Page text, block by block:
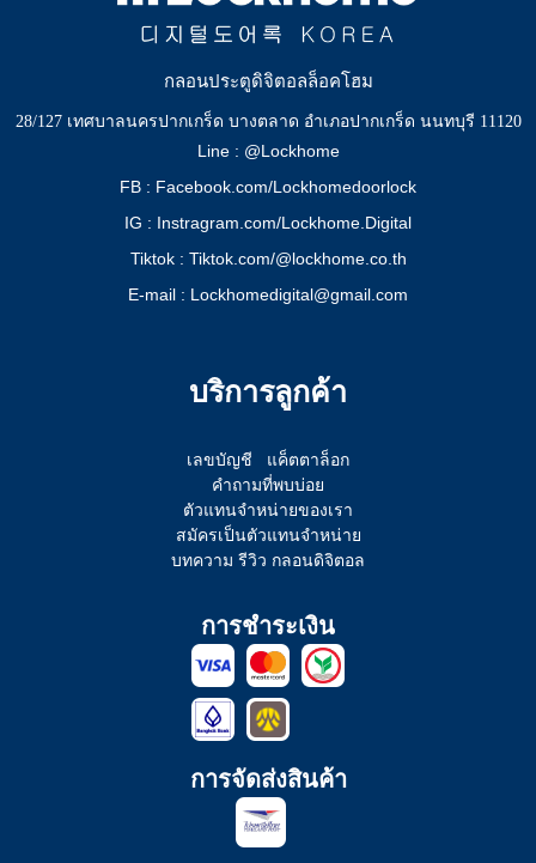
กลอนประตูดิจิตอลล็อคโฮม
28/127 เทศบาลนครปากเกร็ด บางตลาด อำเภอปากเกร็ด นนทบุรี 11120
Line : @Lockhome
FB : Facebook.com/Lockhomedoorlock
IG : Instragram.com/Lockhome.Digital
Tiktok : Tiktok.com/@lockhome.co.th
E-mail : Lockhomedigital@gmail.com
บริการลูกค้า
เลขบัญชี
แค็ตตาล็อก
คำถามที่พบบ่อย
ตัวแทนจำหน่ายของเรา
สมัครเป็นตัวแทนจำหน่าย
บทความ รีวิว กลอนดิจิตอล
การชำระเงิน
การจัดส่งสินค้า